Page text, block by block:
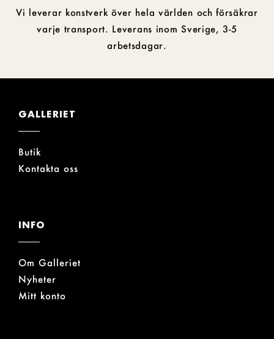
Vi leverar konstverk över hela världen och försäkrar
varje transport. Leverans inom Sverige, 3-5
arbetsdagar.
GALLERIET
Butik
Kontakta oss
INFO
Om Galleriet
Nyheter
Mitt konto